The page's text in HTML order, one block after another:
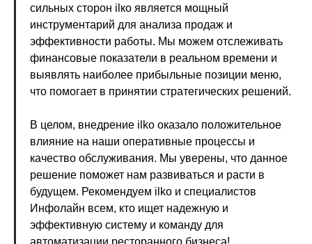
сильных сторон ilко является мощный
инструментарий для анализа продаж и
эффективности работы. Мы можем отслеживать
финансовые показатели в реальном времени и
выявлять наиболее прибыльные позиции меню,
что помогает в принятии стратегических решений.
В целом, внедрение ilko оказало положительное
влияние на наши оперативные процессы и
качество обслуживания. Мы уверены, что данное
решение поможет нам развиваться и расти в
будущем. Рекомендуем ilko и специалистов
Инфолайн всем, кто ищет надежную и
эффективную систему и команду для
автоматизации ресторанного бизнеса!